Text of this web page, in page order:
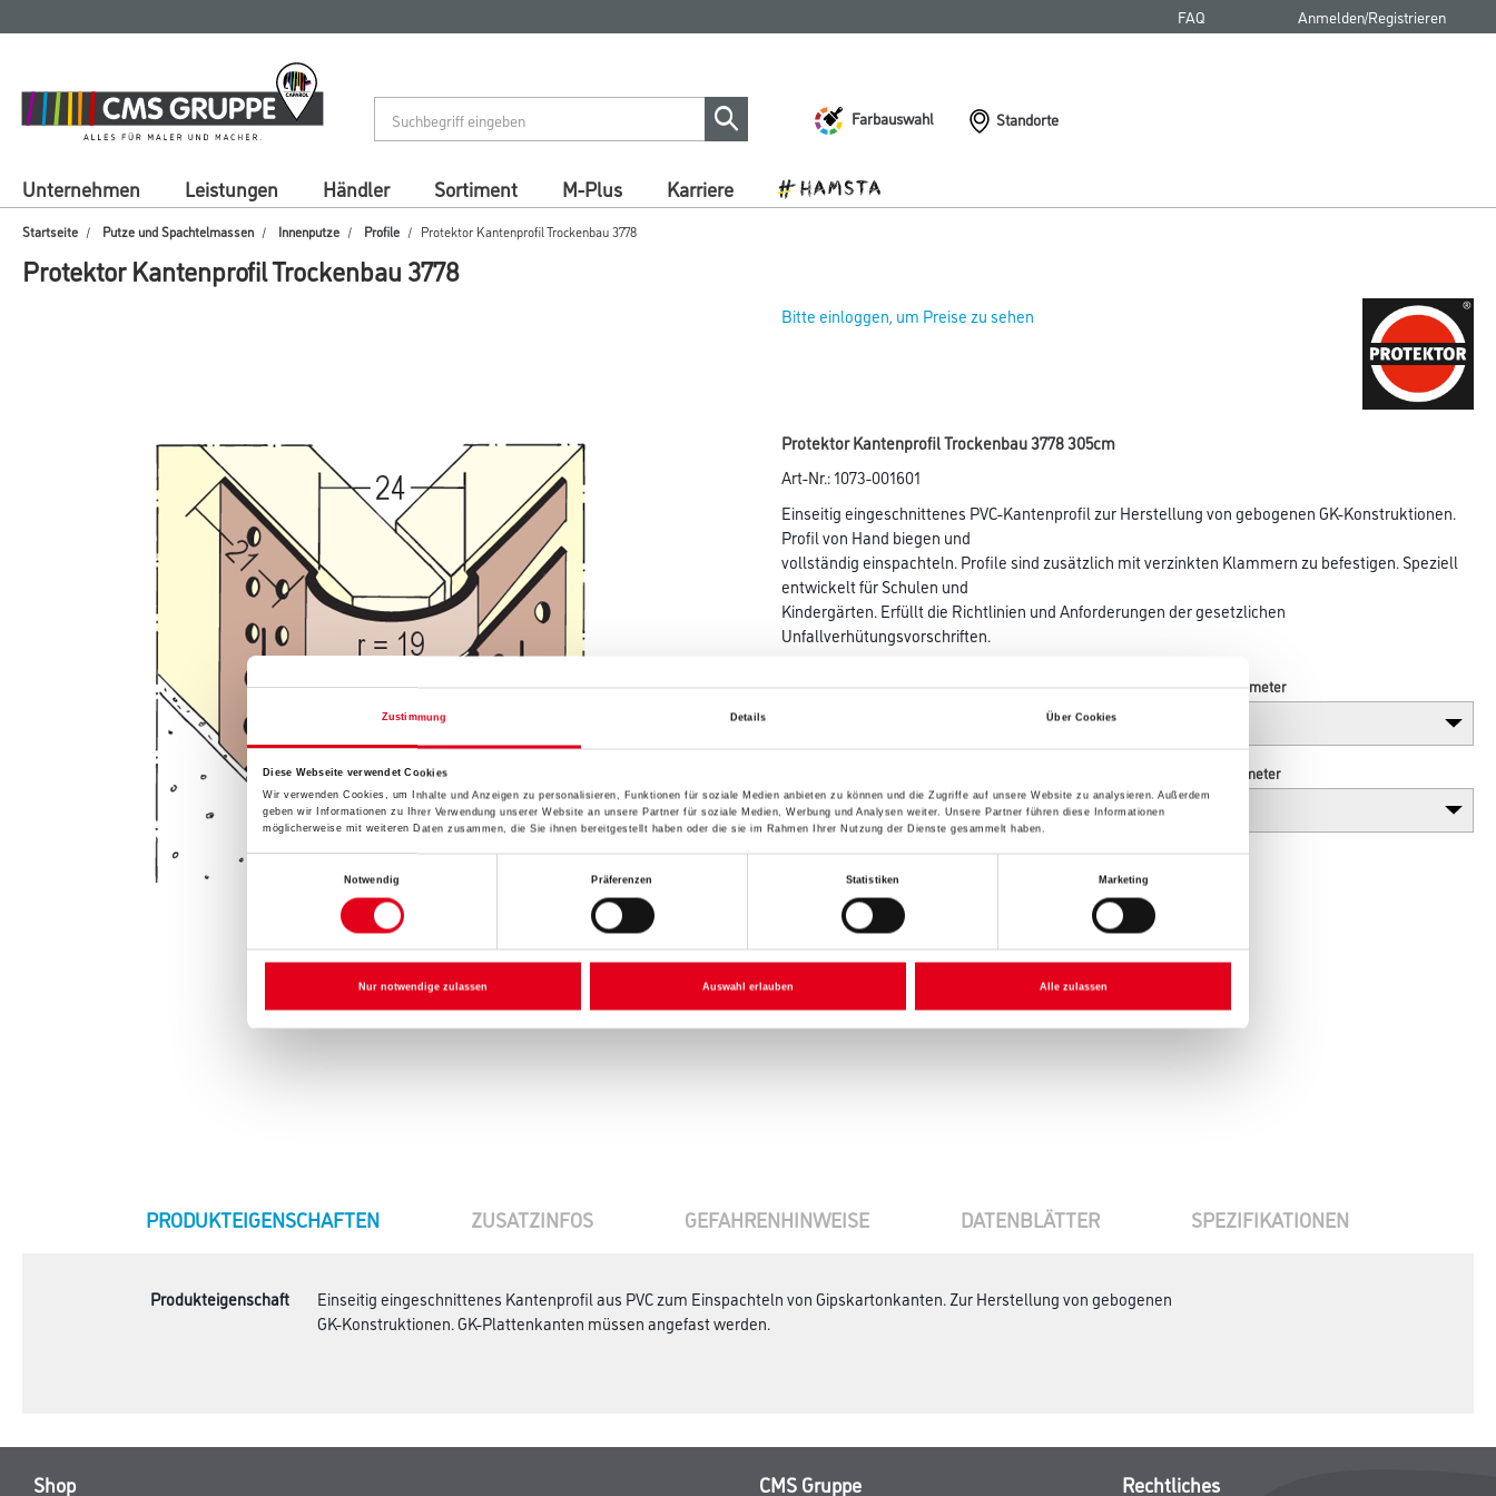
Zustimmung Details Über Cookies
Diese Webseite verwendet Cookies
Wir verwenden Cookies, um Inhalte und Anzeigen zu personalisieren, Funktionen für soziale Medien anbieten zu können und die Zugriffe auf unsere Website zu analysieren. Außerdem
geben wir Informationen zu Ihrer Verwendung unserer Website an unsere Partner für soziale Medien, Werbung und Analysen weiter. Unsere Partner führen diese Informationen
möglicherweise mit weiteren Daten zusammen, die Sie ihnen bereitgestellt haben oder die sie im Rahmen Ihrer Nutzung der Dienste gesammelt haben.
Notwendig
Präferenzen Statistiken Marketing
Nur notwendige zulassen Auswahl erlauben Alle zulassen
springen
springen
FAQ Anmelden/Registrieren
Farbauswahl Standorte
Unternehmen Leistungen Händler Sortiment M-Plus Karriere
Startseite Putze und Spachtelmassen Innenputze Profile Protektor Kantenprofil Trockenbau 3778
Protektor Kantenprofil Trockenbau 3778
Bitte einloggen, um Preise zu sehen
Protektor Kantenprofil Trockenbau 3778 305cm
Art-Nr.:1073-001601
Einseitig eingeschnittenes PVC-Kantenprofil zur Herstellung von gebogenen GK-Konstruktionen.
Profil von Hand biegen und
vollständig einspachteln. Profile sind zusätzlich mit verzinkten Klammern zu befestigen. Speziell
entwickelt für Schulen und
Kindergärten. Erfüllt die Richtlinien und Anforderungen der gesetzlichen
Unfallverhütungsvorschriften.
Länge in centimeter
Höhe in centimeter
Umrechnungsfaktoren
CURRENT
PRODUKTEIGENSCHAFTEN ZUSATZINFOS GEFAHRENHINWEISE DATENBLÄTTER SPEZIFIKATIONEN
Produkteigenschaft
Einseitig eingeschnittenes Kantenprofil aus PVC zum Einspachteln von Gipskartonkanten. Zur Herstellung von gebogenen
GK-Konstruktionen. GK-Plattenkanten müssen angefast werden.
Shop CMS Gruppe Rechtliches